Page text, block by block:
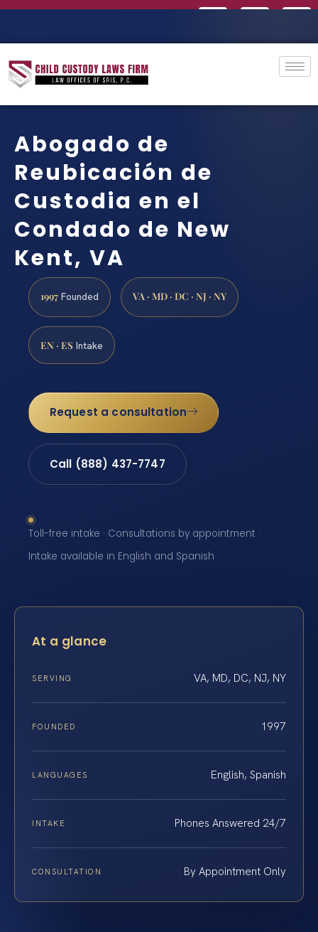
Abogado de
Reubicación de
Custodia en el
Condado de New
Kent, VA
1997 Founded VA · MD · DC · NJ · NY
EN · ES Intake
Request a consultation
Call (888) 437-7747
Toll-free intake · Consultations by appointment ·
Intake available in English and Spanish
At a glance
SERVING VA, MD, DC, NJ, NY
FOUNDED 1997
LANGUAGES English, Spanish
INTAKE Phones Answered 24/7
CONSULTATION By Appointment Only